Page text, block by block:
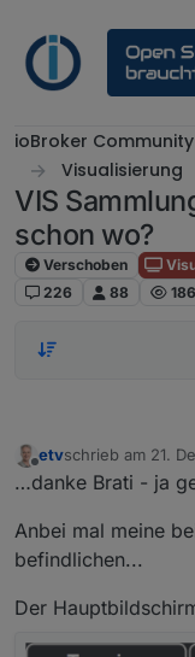
ioBroker
Visualisierung
VIS
schon wo?
Verschoben
226
88
Offline
etvschrieb am 21.
zuletzt editiert
…danke Brati - ja
Anbei mal meine
befindlichen...
Der